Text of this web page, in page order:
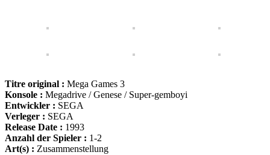
Titre original : Mega Games 3
Konsole : Megadrive / Genese / Super-gemboyi
Entwickler : SEGA
Verleger : SEGA
Release Date : 1993
Anzahl der Spieler : 1-2
Art(s) : Zusammenstellung